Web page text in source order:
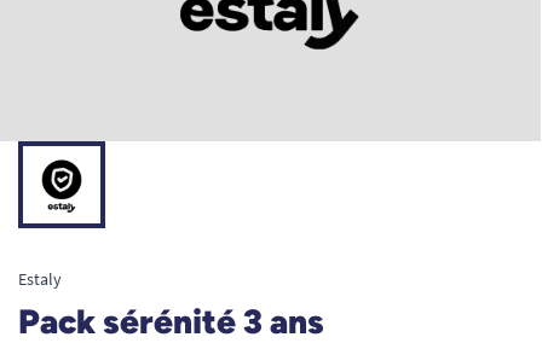
Estaly
Pack sérénité 3 ans